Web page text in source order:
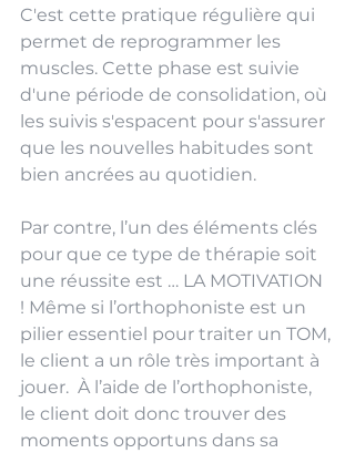
C'est cette pratique régulière qui
permet de reprogrammer les
muscles. Cette phase est suivie
d'une période de consolidation, où
les suivis s'espacent pour s'assurer
que les nouvelles habitudes sont
bien ancrées au quotidien.
Par contre, l’un des éléments clés
pour que ce type de thérapie soit
une réussite est … LA MOTIVATION
! Même si l’orthophoniste est un
pilier essentiel pour traiter un TOM,
le client a un rôle très important à
jouer.  À l’aide de l’orthophoniste,
le client doit donc trouver des
moments opportuns dans sa